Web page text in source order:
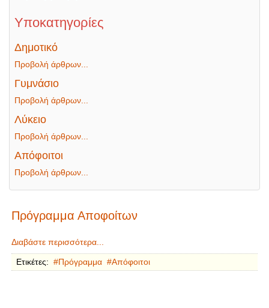
Υποκατηγορίες
Δημοτικό
Προβολή άρθρων...
Γυμνάσιο
Προβολή άρθρων...
Λύκειο
Προβολή άρθρων...
Απόφοιτοι
Προβολή άρθρων...
Πρόγραμμα Αποφοίτων
Διαβάστε περισσότερα...
Ετικέτες: Πρόγραμμα Απόφοιτοι